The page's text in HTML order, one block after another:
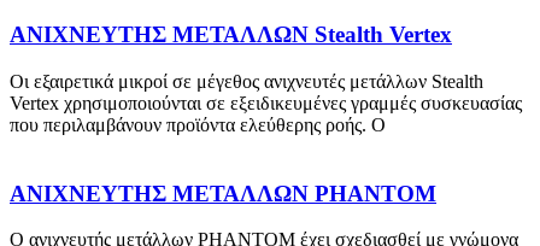
ΑΝΙΧΝΕΥΤΗΣ ΜΕΤΑΛΛΩΝ Stealth Vertex
Οι εξαιρετικά μικροί σε μέγεθος ανιχνευτές μετάλλων Stealth
Vertex χρησιμοποιούνται σε εξειδικευμένες γραμμές συσκευασίας
που περιλαμβάνουν προϊόντα ελεύθερης ροής. Ο
ΑΝΙΧΝΕΥΤΗΣ ΜΕΤΑΛΛΩΝ PHANTOM
Ο ανιχνευτής μετάλλων PHANTOM έχει σχεδιασθεί με γνώμονα